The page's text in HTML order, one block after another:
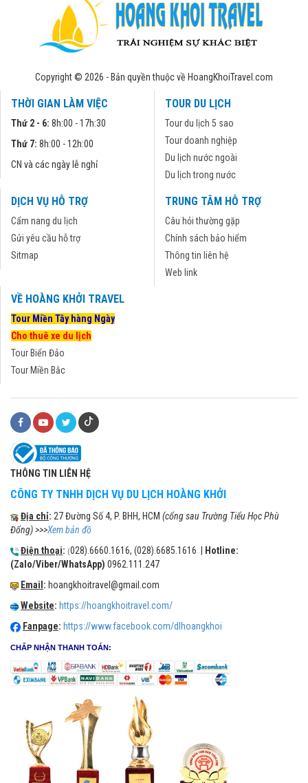
Copyright © 2026 - Bản quyền thuộc về HoangKhoiTravel.com
THỜI GIAN LÀM VIỆC
Thứ 2 - 6: 8h:00 - 17h:30
Thứ 7: 8h:00 - 12h:00
CN và các ngày lễ nghỉ
TOUR DU LỊCH
Tour du lịch 5 sao
Tour doanh nghiệp
Du lịch nước ngoài
Du lịch trong nước
DỊCH VỤ HỖ TRỢ
Cẩm nang du lịch
Gửi yêu cầu hỗ trợ
Sitmap
TRUNG TÂM HỖ TRỢ
Câu hỏi thường gặp
Chính sách bảo hiểm
Thông tin liên hệ
Web link
VỀ HOÀNG KHỞI TRAVEL
Tour Miền Tây hàng Ngày
Cho thuê xe du lịch
Tour Biển Đảo
Tour Miền Bắc
THÔNG TIN LIÊN HỆ
CÔNG TY TNHH DỊCH VỤ DU LỊCH HOÀNG KHỞI
Địa chỉ: 27 Đường Số 4, P. BHH, HCM (cổng sau Trường Tiểu Học Phù
Đổng) >>>Xem bản đồ
Điện thoại: (028).6660.1616, (028).6685.1616 |
Hotline:
(Zalo/Viber/WhatsApp) 0962.111.247
Email : hoangkhoitravel@gmail.com
Website: https://hoangkhoitravel.com/
Fanpage: https://www.facebook.com/dlhoangkhoi
CHẤP NHẬN THANH TOÁN: